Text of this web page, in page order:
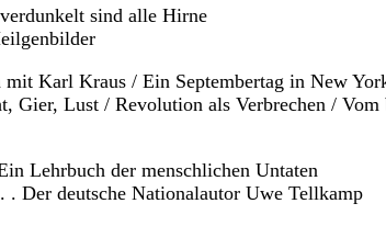
sind alle Hirne
Karl Kraus / Ein Septembertag in New
Gier, Lust / Revolution als Verbrechen / Vom
Lehrbuch der menschlichen Untaten
Der deutsche Nationalautor Uwe Tellkamp